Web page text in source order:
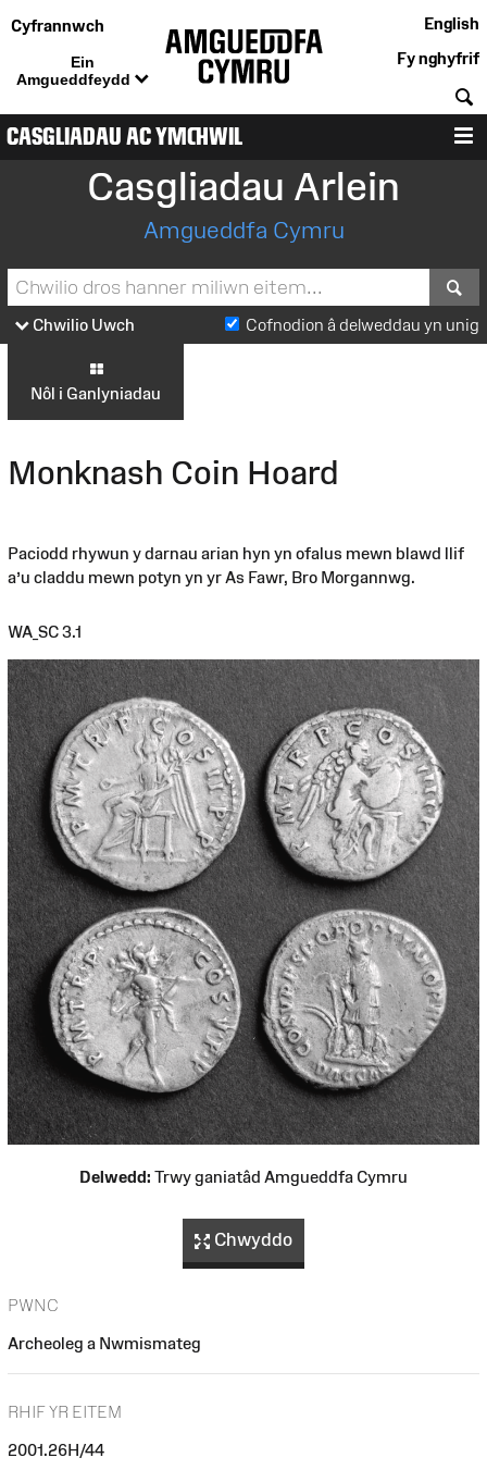
Cyfrannwch
Ein
Amgueddfeydd
English
Fy nghyfrif
CASGLIADAU AC YMCHWIL
Casgliadau Arlein
Amgueddfa Cymru
Chwilio Uwch Cofnodion â delweddau yn unig
Nôl i Ganlyniadau
Monknash Coin Hoard
Paciodd rhywun y darnau arian hyn yn ofalus mewn blawd llif
a’u claddu mewn potyn yn yr As Fawr, Bro Morgannwg.
WA_SC 3.1
Delwedd: Trwy ganiatâd Amgueddfa Cymru
Chwyddo
PWNC
Archeoleg a Nwmismateg
RHIF YR EITEM
2001.26H/44